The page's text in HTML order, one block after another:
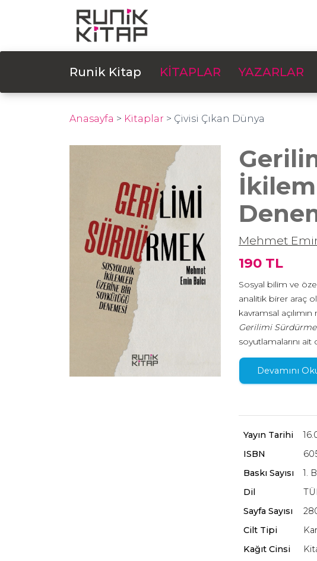
Runik Kitap KİTAPLAR YAZARLAR
Anasayfa > Kitaplar > Çivisi Çıkan Dünya
Mehmet
190 TL
Sosyal bilim ve
analitik birer araç
kavramsal
Gerilimi
soyutlamalarını
addedilen Talcott
sundukları sosyal
çerçevesinde
Balcı’nın genel
yarayacak
Devamını
Yayın Tarihi
ISBN
Baskı Sayısı
1.
Dil
Sayfa Sayısı
Cilt Tipi
Kağıt Cinsi